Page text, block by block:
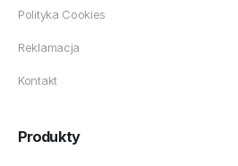
Polityka Cookies
Reklamacja
Kontakt
Produkty